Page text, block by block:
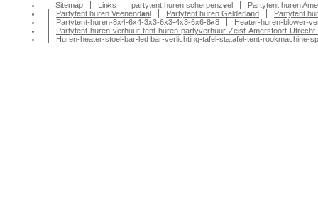
Sitemap Links partytent huren scherpenzeel
Partytent huren
Partytent huren Veenendaal
Partytent huren Gelderland
Partytent
Partytent-huren-8x4-6x4-3x3-6x3-4x3-6x6-8x8
Heater-huren-blower-
Partytent-huren-verhuur-tent-huren-partyverhuur-Zeist-Amersfoort-
Huren-heater-stoel-bar-led bar-verlichting-tafel-statafel-tent-